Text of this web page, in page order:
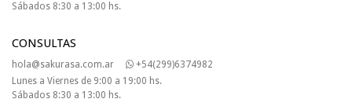
Sábados 8:30 a 13:00 hs.
CONSULTAS
hola@sakurasa.com.ar
+54(299)6374982
Lunes a Viernes de 9:00 a 19:00 hs.
Sábados 8:30 a 13:00 hs.